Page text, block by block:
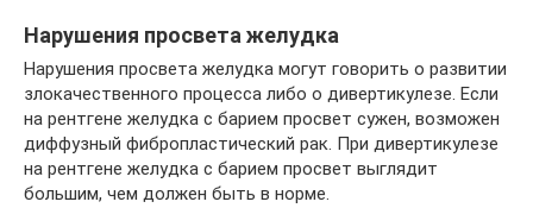
Нарушения просвета желудка
Нарушения просвета желудка могут говорить о развитии
злокачественного процесса либо о дивертикулезе. Если
на рентгене желудка с барием просвет сужен, возможен
диффузный фибропластический рак. При дивертикулезе
на рентгене желудка с барием просвет выглядит
большим, чем должен быть в норме.